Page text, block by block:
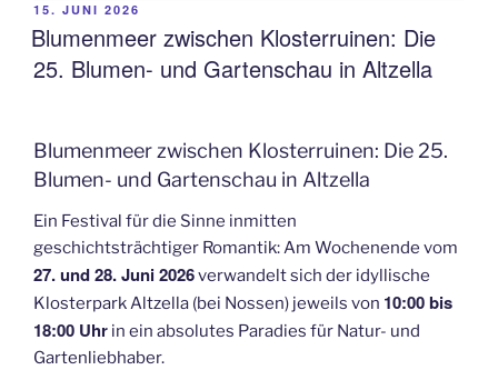
VERÖFFENTLICHT
AM
15. JUNI 2026
Blumenmeer zwischen Klosterruinen: Die
25. Blumen- und Gartenschau in Altzella
Blumenmeer zwischen Klosterruinen: Die 25.
Blumen- und Gartenschau in Altzella
Ein Festival für die Sinne inmitten
geschichtsträchtiger Romantik: Am Wochenende vom
27. und 28. Juni 2026verwandelt sich der idyllische
Klosterpark Altzella (bei Nossen) jeweils von 10:00 bis
18:00 Uhr in ein absolutes Paradies für Natur- und
Gartenliebhaber.